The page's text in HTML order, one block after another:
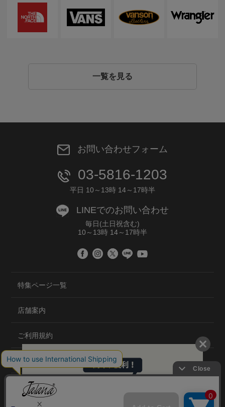
一覧を見る
お問い合わせフォーム
03-5816-1203
平日 10～13時 14～17時半
LINEでのお問い合わせ
毎日(土日祝含む)
10～13時 14～17時半
特集ページ一覧
店舗案内
ご利用規約
プライバシーポリシー
特定商取引法について